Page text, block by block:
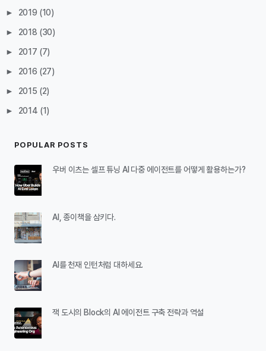
► 2019 (10)
► 2018 (30)
► 2017 (7)
► 2016 (27)
► 2015 (2)
► 2014 (1)
POPULAR POSTS
우버 이츠는 셀프 튜닝 AI 다중 에이전트를 어떻게 활용하는가?
AI, 종이책을 삼키다.
AI를 천재 인턴처럼 대하세요.
잭 도시의 Block의 AI 에이전트 구축 전략과 역설